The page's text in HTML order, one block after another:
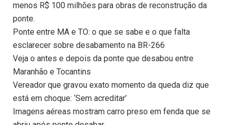
menos R$ 100 milhões para obras de reconstrução da
ponte.
Ponte entre MA e TO: o que se sabe e o que falta
esclarecer sobre desabamento na BR-266
Veja o antes e depois da ponte que desabou entre
Maranhão e Tocantins
Vereador que gravou exato momento da queda diz que
está em choque: ‘Sem acreditar’
Imagens aéreas mostram carro preso em fenda que se